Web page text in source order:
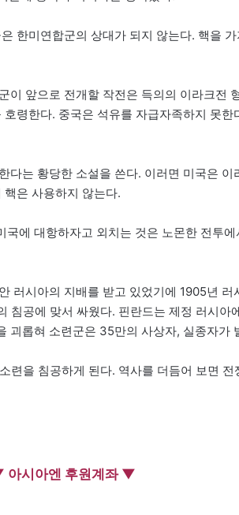
한미연합군의 상대가 되지 않는다. 핵을
이 앞으로 전개할 작전은 득의의 이라크전
령한다. 중국은 석유를 자급자족하지 못한
다는 황당한 소설을 쓴다. 이러면 미국은 이
은 사용하지 않는다.
에 대항하자고 외치는 것은 노몬한 전투
러시아의 지배를 받고 있었기에 1905년 러
침공에 맞서 싸웠다. 핀란드는 제정 러시아
괴롭혀 소련군은 35만의 사상자, 실종자가
련을 침공하게 된다. 역사를 더듬어 보면
아시아엔 후원계좌 ▼